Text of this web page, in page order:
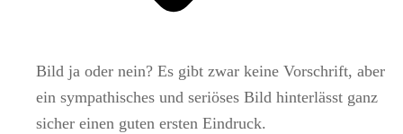
Bild ja oder nein? Es gibt zwar keine Vorschrift, aber
ein sympathisches und seriöses Bild hinterlässt ganz
sicher einen guten ersten Eindruck.